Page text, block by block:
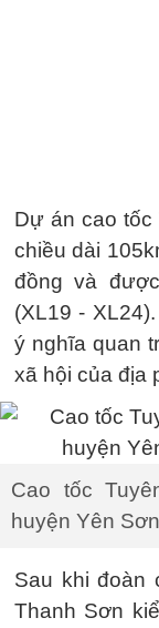
Dự án cao tốc
chiều dài
đồng và
(XL19 -
ý nghĩa quan
xã hội của địa
Cao tốc
huyện Yên
Sau khi đoàn
Thanh Sơn